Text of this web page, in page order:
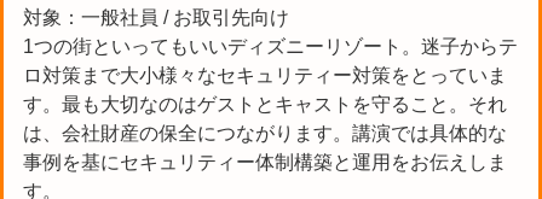
対象：一般社員 / お取引先向け
1つの街といってもいいディズニーリゾート。迷子からテ
ロ対策まで大小様々なセキュリティー対策をとっていま
す。最も大切なのはゲストとキャストを守ること。それ
は、会社財産の保全につながります。講演では具体的な
事例を基にセキュリティー体制構築と運用をお伝えしま
す。